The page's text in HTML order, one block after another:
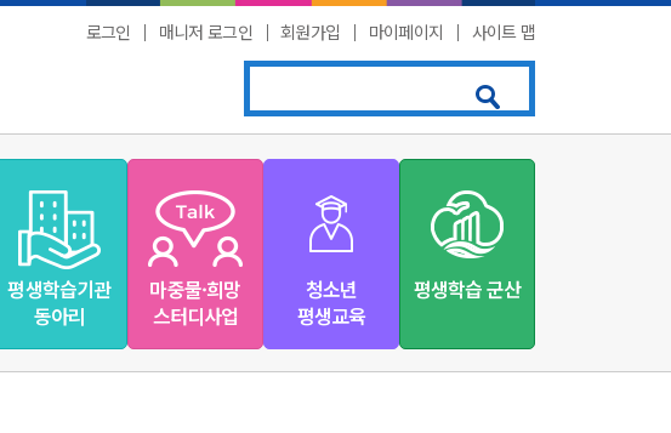
로그인 │ 매니저 로그인 │ 회원가입 │ 마이페이지 │ 사이트 맵
평생학습기관
동아리
마중물·희망
스터디사업
청소년
평생교육
평생학습 군산